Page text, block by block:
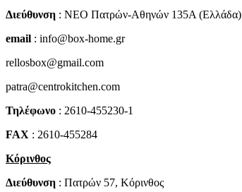
Διεύθυνση : NEO Πατρών-Αθηνών 135Α (Ελλάδα)
email : info@box-home.gr
rellosbox@gmail.com
patra@centrokitchen.com
Τηλέφωνο : 2610-455230-1
FAX : 2610-455284
Κόρινθος
Διεύθυνση : Πατρών 57, Κόρινθος